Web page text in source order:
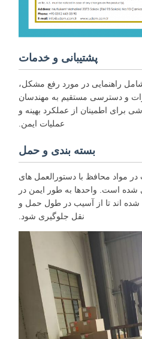
پشتیبانی و خدمات
راهنمایی در مورد رفع مشکل،
دسترسی مستقیم به مهندسان
اطمینان از عملکرد بهینه و
عملیات ایمن.
بسته بندی و حمل
محافظ با دستورالعمل های
است. واحدها به طور ایمن در
تا از آسیب در طول حمل و
نقل جلوگیری شود.